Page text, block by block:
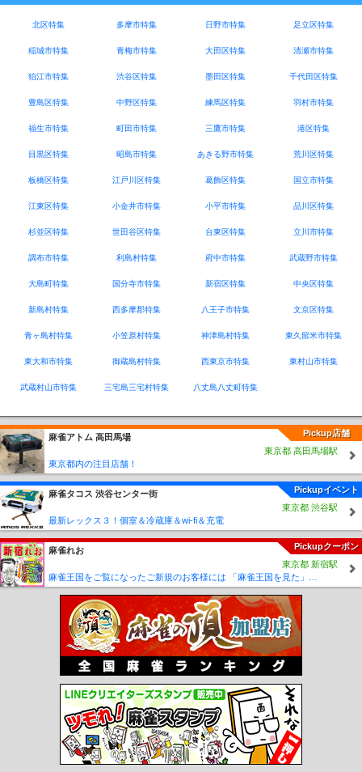
北区特集 多摩市特集 日野市特集 足立区特集
稲城市特集 青梅市特集 大田区特集 清瀬市特集
狛江市特集 渋谷区特集 墨田区特集 千代田区特集
豊島区特集 中野区特集 練馬区特集 羽村市特集
福生市特集 町田市特集 三鷹市特集 港区特集
目黒区特集 昭島市特集 あきる野市特集 荒川区特集
板橋区特集 江戸川区特集 葛飾区特集 国立市特集
江東区特集 小金井市特集 小平市特集 品川区特集
杉並区特集 世田谷区特集 台東区特集 立川市特集
調布市特集 利島村特集 府中市特集 武蔵野市特集
大島町特集 国分寺市特集 新宿区特集 中央区特集
新島村特集 西多摩郡特集 八王子市特集 文京区特集
青ヶ島村特集 小笠原村特集 神津島村特集 東久留米市特集
東大和市特集 御蔵島村特集 西東京市特集 東村山市特集
武蔵村山市特集 三宅島三宅村特集 八丈島八丈町特集
Pickup店舗
麻雀アトム 高田馬場
東京都 高田馬場駅
東京都内の注目店舗！
Pickupイベント
麻雀タコス 渋谷センター街
東京都 渋谷駅
最新レックス３！個室＆冷蔵庫＆wi-fi＆充電
Pickupクーポン
麻雀れお
東京都 新宿駅